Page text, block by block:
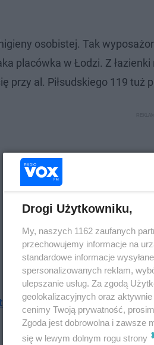
osobistej. Tak
placówka w Łodzi. Z
przy al. Piłsudskiego 119 tuż
bezdomnością już
Drogi Użytkowniku,
My, naszych 1162 zaufanych
przechowujemy informacje na
standardowe informacje
spersonalizowanych reklam,
ulepszanie usług. Za zgodą
geolokalizacyjnych oraz
cenimy Twoją prywatność,
Zgoda jest dobrowolna i zawsze
się w lewym dolnym rogu strony